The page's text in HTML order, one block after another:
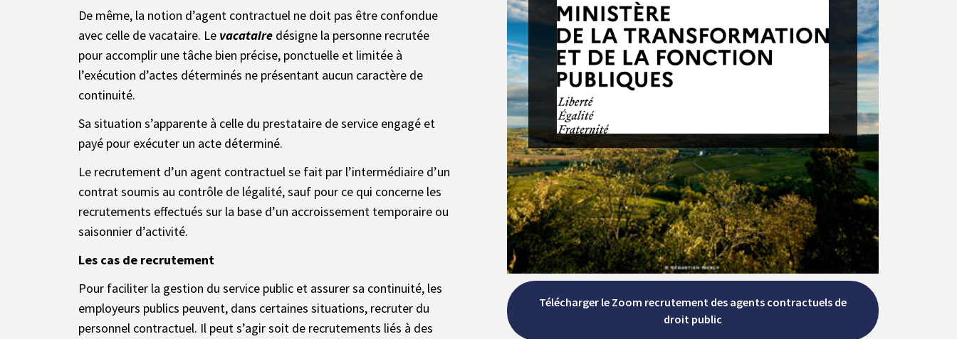
De même, la notion d’agent contractuel ne doit pas être confondue
avec celle de vacataire. Le vacataire désigne la personne recrutée
pour accomplir une tâche bien précise, ponctuelle et limitée à
l’exécution d’actes déterminés ne présentant aucun caractère de
continuité.
Sa situation s’apparente à celle du prestataire de service engagé et
payé pour exécuter un acte déterminé.
Le recrutement d’un agent contractuel se fait par l’intermédiaire d’un
contrat soumis au contrôle de légalité, sauf pour ce qui concerne les
recrutements effectués sur la base d’un accroissement temporaire ou
saisonnier d’activité.
Les cas de recrutement
Pour faciliter la gestion du service public et assurer sa continuité, les
employeurs publics peuvent, dans certaines situations, recruter du
personnel contractuel. Il peut s’agir soit de recrutements liés à des
Télécharger le Zoom recrutement des agents contractuels de
droit public